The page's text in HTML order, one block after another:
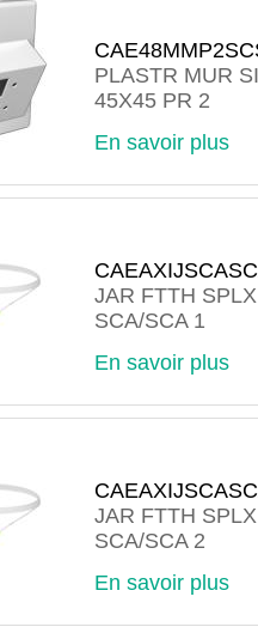
PLASTR MUR
45X45 PR 2
En savoir plus
JAR FTTH
SCA/SCA 1
En savoir plus
JAR FTTH
SCA/SCA 2
En savoir plus